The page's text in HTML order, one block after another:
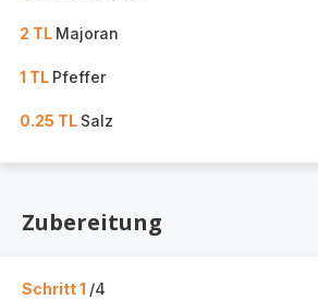
2 TL Majoran
1 TL Pfeffer
0.25 TL Salz
Zubereitung
Schritt 1 /4